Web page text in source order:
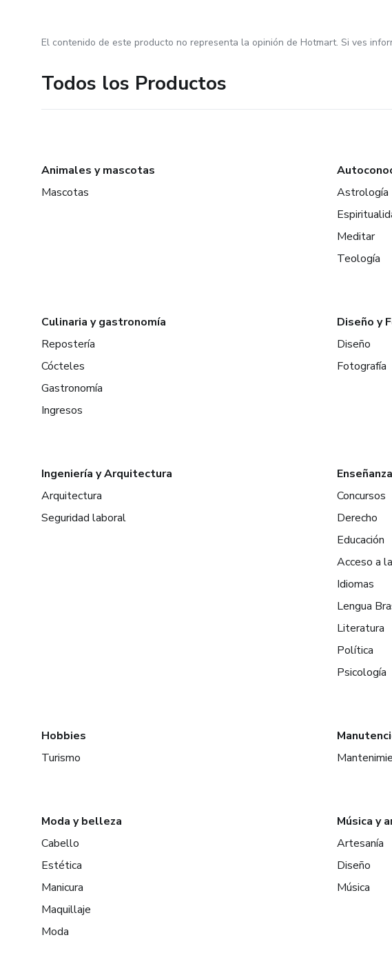
El contenido de este producto no representa la opinión de Hotmart. Si ves
Todos los Productos
Animales y mascotas
Mascotas
Astrología
Meditar
Teología
Culinaria y gastronomía
Repostería
Cócteles
Gastronomía
Ingresos
Diseño y
Diseño
Fotografía
Ingeniería y Arquitectura
Arquitectura
Seguridad laboral
Concursos
Derecho
Educación
Acceso a
Idiomas
Lengua
Literatura
Política
Psicología
Hobbies
Turismo
Moda y belleza
Cabello
Estética
Manicura
Maquillaje
Moda
Música y
Artesanía
Diseño
Música